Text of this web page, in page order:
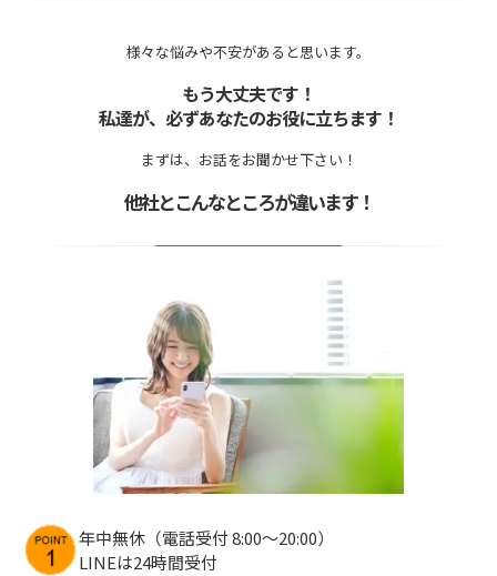
様々な悩みや不安があると思います。
もう大丈夫です！
私達が、必ずあなたのお役に立ちます！
まずは、お話をお聞かせ下さい！
他社とこんなところが違います！
年中無休（電話受付 8:00〜20:00）
LINEは24時間受付